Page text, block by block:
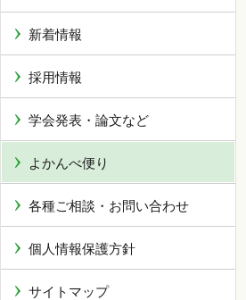
新着情報
採用情報
学会発表・論文など
よかんべ便り
各種ご相談・お問い合わせ
個人情報保護方針
サイトマップ